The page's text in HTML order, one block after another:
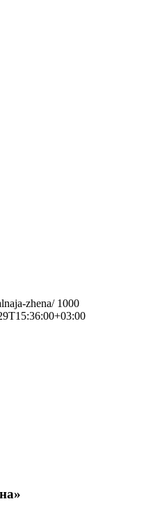
zhena/ 1000